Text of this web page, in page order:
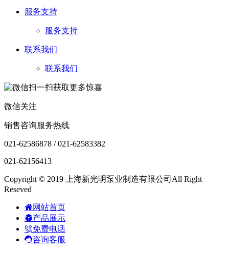
服务支持
服务支持
联系我们
联系我们
微信关注
销售咨询服务热线
021-62586878 / 021-62583382
021-62156413
Copyright © 2019 上海新光明泵业制造有限公司All Right
Reseved
网站首页
产品展示
免费电话
咨询客服